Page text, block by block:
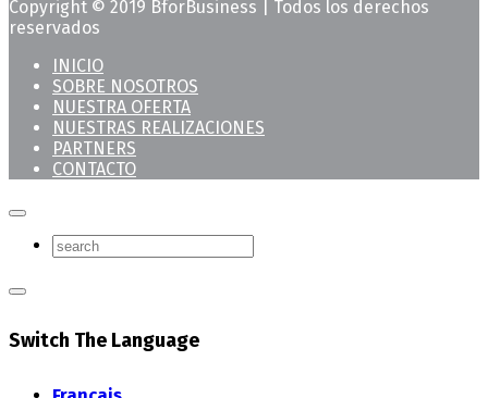
Copyright © 2019 BforBusiness | Todos los derechos
reservados
INICIO
SOBRE NOSOTROS
NUESTRA OFERTA
NUESTRAS REALIZACIONES
PARTNERS
CONTACTO
Switch The Language